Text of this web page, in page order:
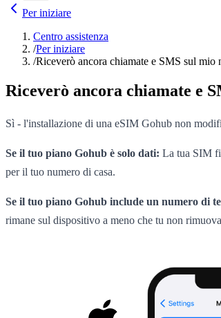
Per iniziare
Centro assistenza
/Per iniziare
/Riceverò ancora chiamate e SMS sul
Riceverò ancora chiamate e
Sì - l'installazione di una eSIM Gohub non
Se il tuo piano Gohub è solo dati: La tua SIM
per il tuo numero di casa.
Se il tuo piano Gohub include un numero di
rimane sul dispositivo a meno che tu non